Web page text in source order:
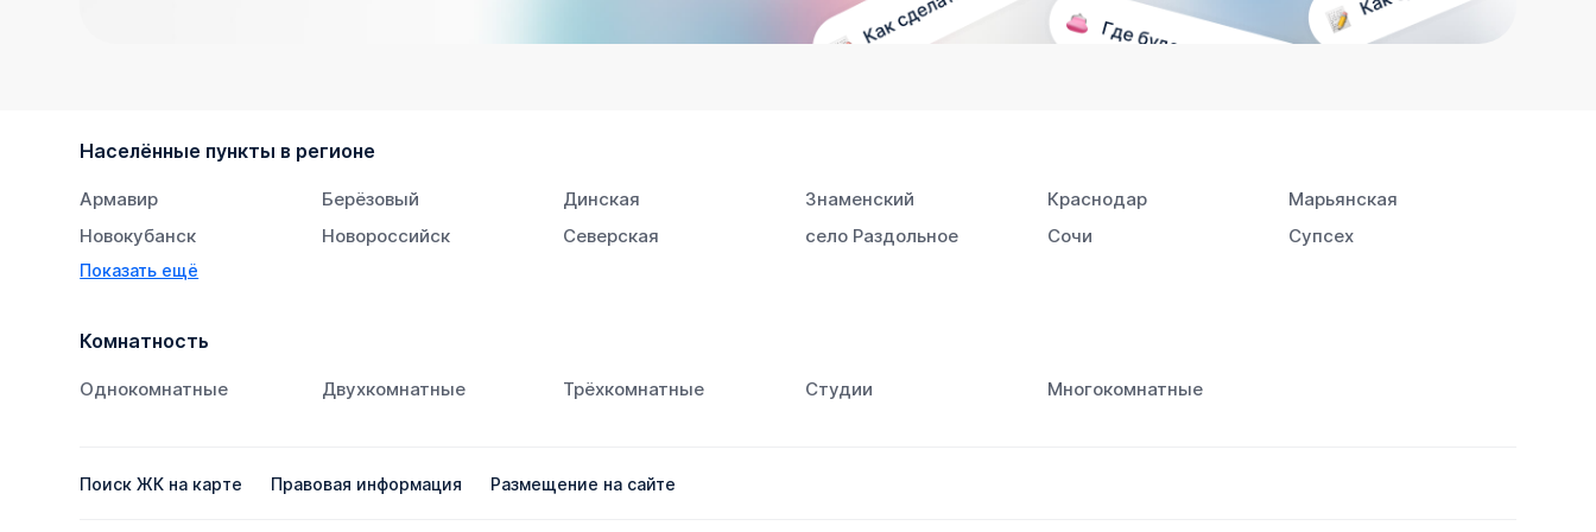
Населённые пункты в регионе
Армавир Берёзовый Динская Знаменский Краснодар
Марьянская
Новокубанск
Новороссийск Северская село Раздольное Сочи
Супсех
Тихорецк
Показать ещё
Комнатность
Однокомнатные Двухкомнатные Трёхкомнатные Студии Многокомнатные
Поиск ЖК на карте Правовая информация Размещение на сайте